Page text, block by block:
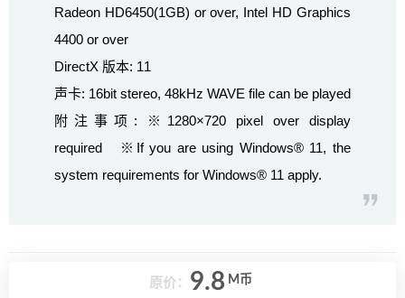
Radeon HD6450(1GB) or over, Intel HD Graphics
4400 or over
DirectX 版本: 11
声卡: 16bit stereo, 48kHz WAVE file can be played
附注事项: ※1280×720 pixel over display
required ※If you are using Windows® 11, the
system requirements for Windows® 11 apply.
原价： 9.8 M币